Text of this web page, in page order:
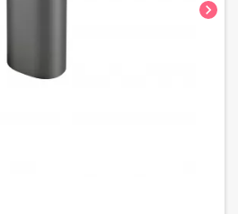
chevron_right